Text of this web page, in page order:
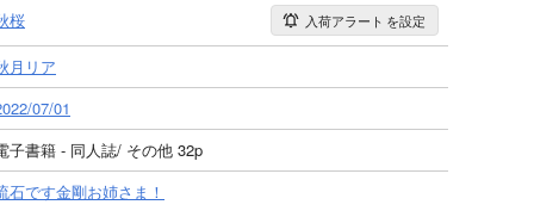
桜 入荷アラート を設定
月リア
07/01
子書籍 - 同人誌/ その他 32p
石です金剛お姉さま！